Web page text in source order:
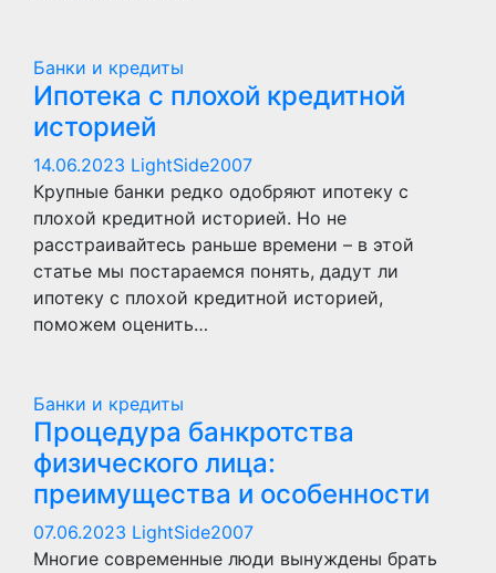
Банки и кредиты
Ипотека с плохой кредитной
историей
14.06.2023 LightSide2007
Крупные банки редко одобряют ипотеку с
плохой кредитной историей. Но не
расстраивайтесь раньше времени – в этой
статье мы постараемся понять, дадут ли
ипотеку с плохой кредитной историей,
поможем оценить…
Банки и кредиты
Процедура банкротства
физического лица:
преимущества и особенности
07.06.2023 LightSide2007
Многие современные люди вынуждены брать